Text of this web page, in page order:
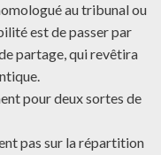
au tribunal ou
est de passer par
partage, qui revêtira
pour deux sortes de
pas sur la répartition